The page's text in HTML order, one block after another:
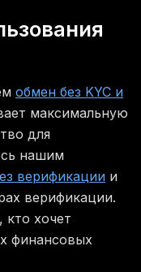
обмен без KYC и
максимальную
для
нашим
верификации и
верификации.
кто хочет
финансовых